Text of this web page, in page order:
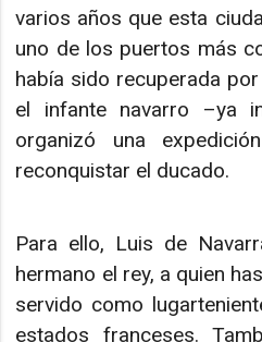
varios años que esta
uno de los puertos más
había sido recuperada
el infante navarro –ya
organizó una
reconquistar el ducado.
Para ello, Luis de
hermano el rey, a quien
servido como
estados franceses.